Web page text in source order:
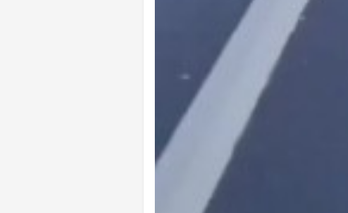
Ankara Yurtlar Rehberi: Ankara Yurt
Site İçi (On-Page) SEO Hizmeti: Web
Kuzu Fileto Seçimi ve Pişirme Önerileri:
Dar Tavanlı Alanlar İçin Oval Hava Kanalı
Telefonlar Tarih Mi Oluyor: Ekranlara
Diyarbakır Haber ve Son Dakika